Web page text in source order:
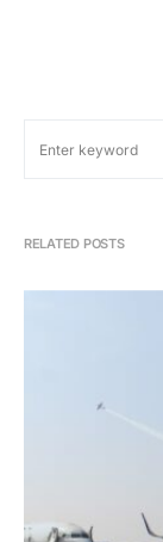
RELATED POSTS